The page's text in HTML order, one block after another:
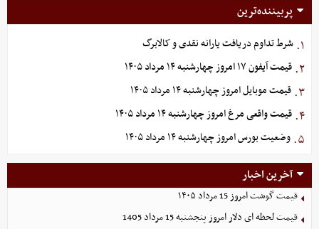
پربیننده‌ترین
۱. شرط تداوم دریافت یارانه نقدی و کالابرگ
۲. قیمت آیفون ۱۷ امروز چهارشنبه ۱۴ مرداد ۱۴۰۵
۳. قیمت موبایل‌ امروز چهارشنبه ۱۴ مرداد ۱۴۰۵
۴. قیمت واقعی مرغ امروز چهارشنبه ۱۴ مرداد ۱۴۰۵
۵. وضعیت بورس امروز چهارشنبه ۱۴ مرداد ۱۴۰۵
آخرین اخبار
قیمت گوشت امروز 15 مرداد ۱۴۰۵
قیمت لحظه ای دلار امروز پنجشنبه 15 مرداد 1405